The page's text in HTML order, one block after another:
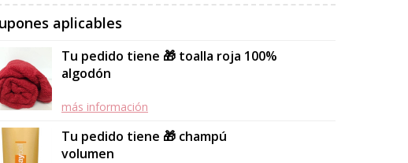
aplicables
Tu pedido tiene 🎁 toalla roja 100%
algodón
más información
Tu pedido tiene 🎁 champú
volumen